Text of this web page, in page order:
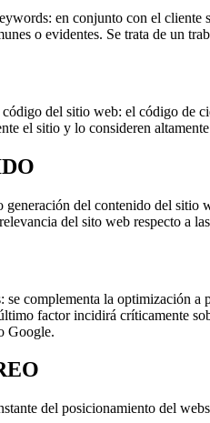
en conjunto con el cliente
o evidentes. Se trata de un
del sitio web: el código de
el sitio y lo consideren
del contenido del sitio
del sito web respecto a
se complementa la optimización
factor incidirá críticamente
Google.
del posicionamiento del